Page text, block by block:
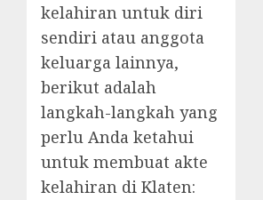
kelahiran untuk diri
sendiri atau anggota
keluarga lainnya,
berikut adalah
langkah-langkah yang
perlu Anda ketahui
untuk membuat akte
kelahiran di Klaten: